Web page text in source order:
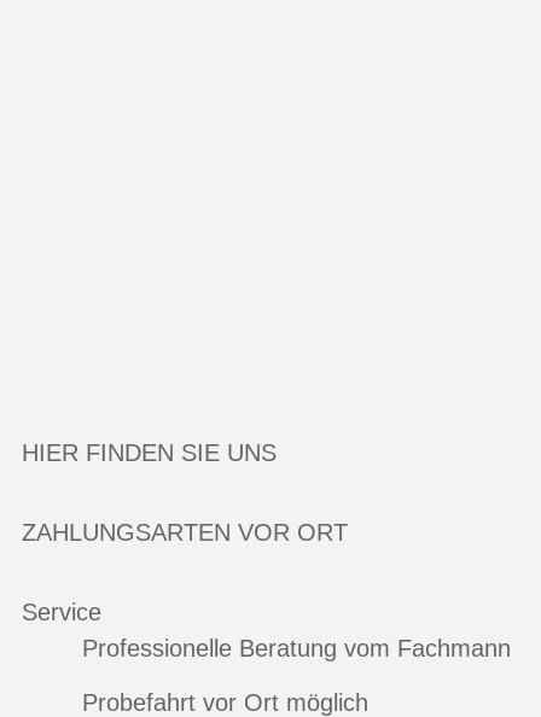
HIER FINDEN SIE UNS
ZAHLUNGSARTEN VOR ORT
Service
Professionelle Beratung vom Fachmann
Probefahrt vor Ort möglich